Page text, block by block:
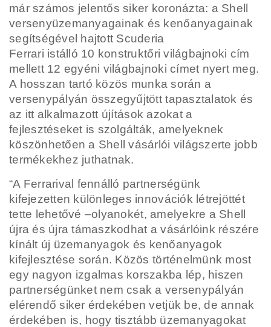
már számos jelentőssiker koronázta: a Shell
versenyüzemanyagainak és kenőanyagainak
segítségével hajtott Scuderia
Ferrari istálló 10 konstruktőri világbajnoki cím
mellett 12 egyéni világbajnoki címet nyert meg.
A hosszan tartó közös munka során a
versenypályán összegyűjtött tapasztalatok és
az itt alkalmazott újítások azokat a
fejlesztéseket is szolgálták, amelyeknek
köszönhetően a Shell vásárlói világszerte jobb
termékekhez juthatnak.
“A Ferrarival fennálló partnerségünk
kifejezetten különleges innovációk létrejöttét
tette lehetővé –olyanokét, amelyekre a Shell
újra és újra támaszkodhat a vásárlóink részére
kínált új üzemanyagok és kenőanyagok
kifejlesztése során. Közös történelmünk most
egy nagyon izgalmas korszakba lép, hiszen
partnerségünket nem csak a versenypályán
elérendő siker érdekében vetjük be, de annak
érdekében is, hogy tisztább üzemanyagokat